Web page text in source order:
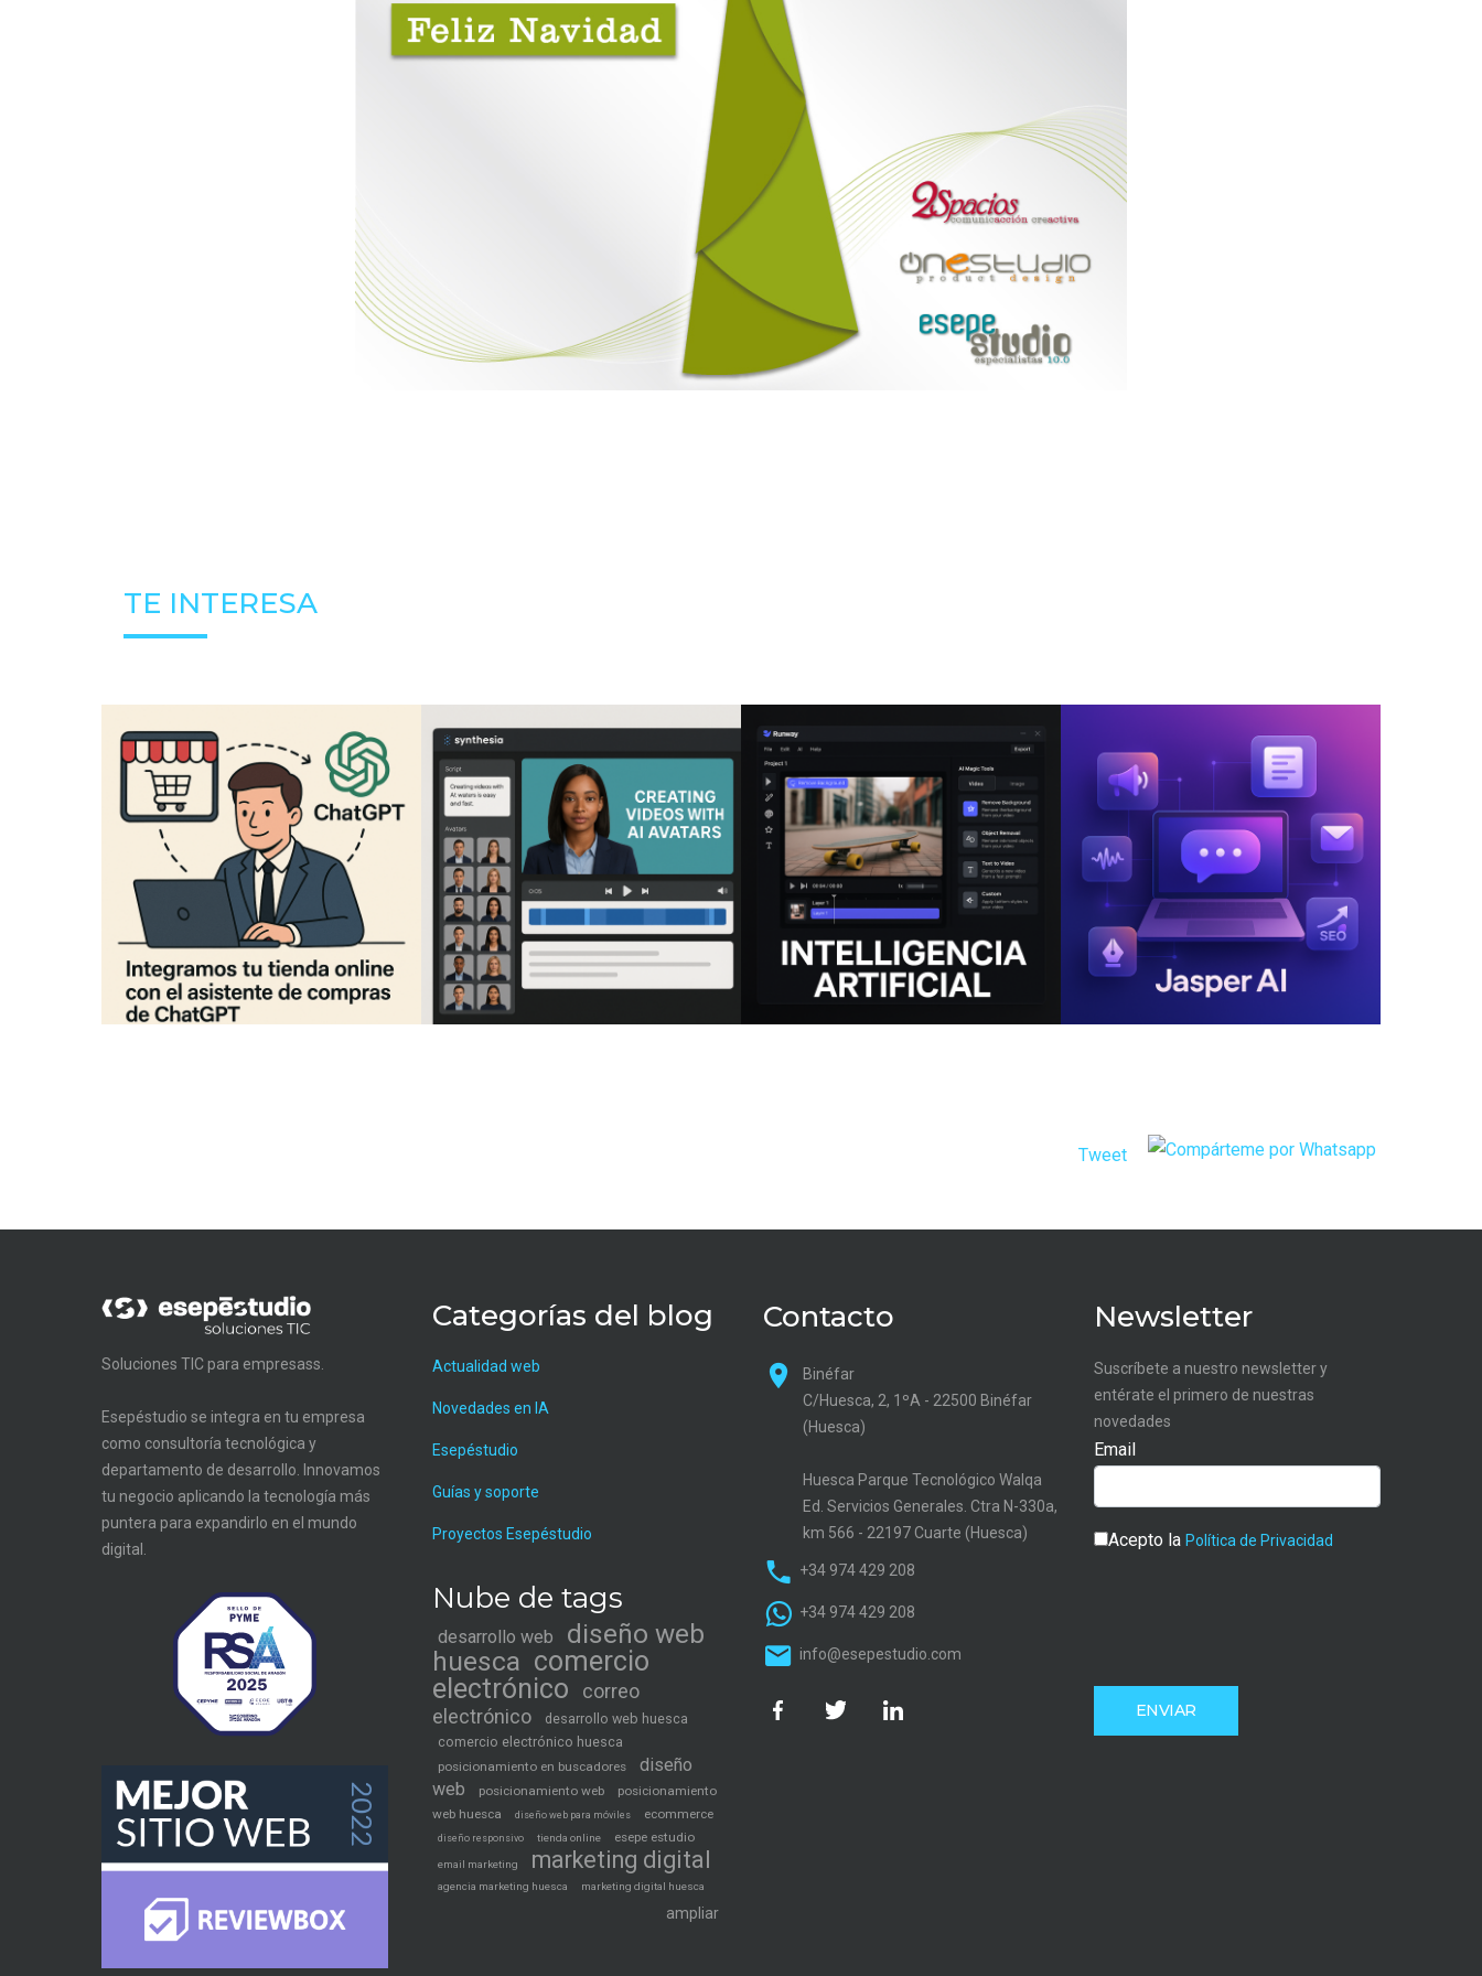
TE INTERESA
Tweet
Soluciones TIC para empresass.
Esepéstudio se integra en tu empresa
como consultoría tecnológica y
departamento de desarrollo. Innovamos
tu negocio aplicando la tecnología más
puntera para expandirlo en el mundo
digital.
Categorías del blog
Actualidad web
Novedades en IA
Esepéstudio
Guías y soporte
Proyectos Esepéstudio
Nube de tags
desarrollo web
diseño web
huesca comercio
electrónico
correo
electrónico
desarrollo web huesca
comercio electrónico huesca
posicionamiento en buscadores
diseño
web
posicionamiento web
posicionamiento
web huesca
diseño web para móviles ecommerce
diseño responsivo tienda online esepe estudio
email marketing marketing digital
agencia marketing huesca marketing digital huesca
ampliar
Contacto
Binéfar
C/Huesca, 2, 1ºA - 22500 Binéfar
(Huesca)
Huesca Parque Tecnológico Walqa
Ed. Servicios Generales. Ctra N-330a,
km 566 - 22197 Cuarte (Huesca)
+34 974 429 208
+34 974 429 208
info@esepestudio.com
Newsletter
Suscríbete a nuestro newsletter y
entérate el primero de nuestras
novedades
Email
Acepto la Política de Privacidad